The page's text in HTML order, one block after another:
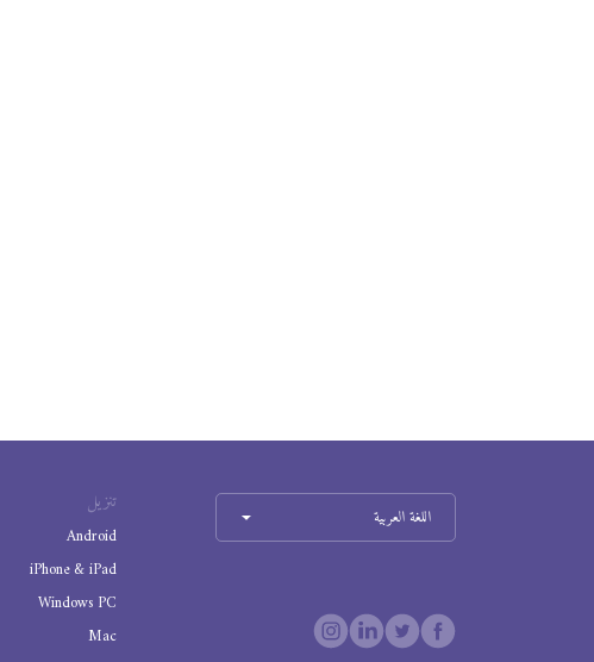
تنزيل
Android
iPhone & iPad
Windows PC
Mac
اللغة العربية